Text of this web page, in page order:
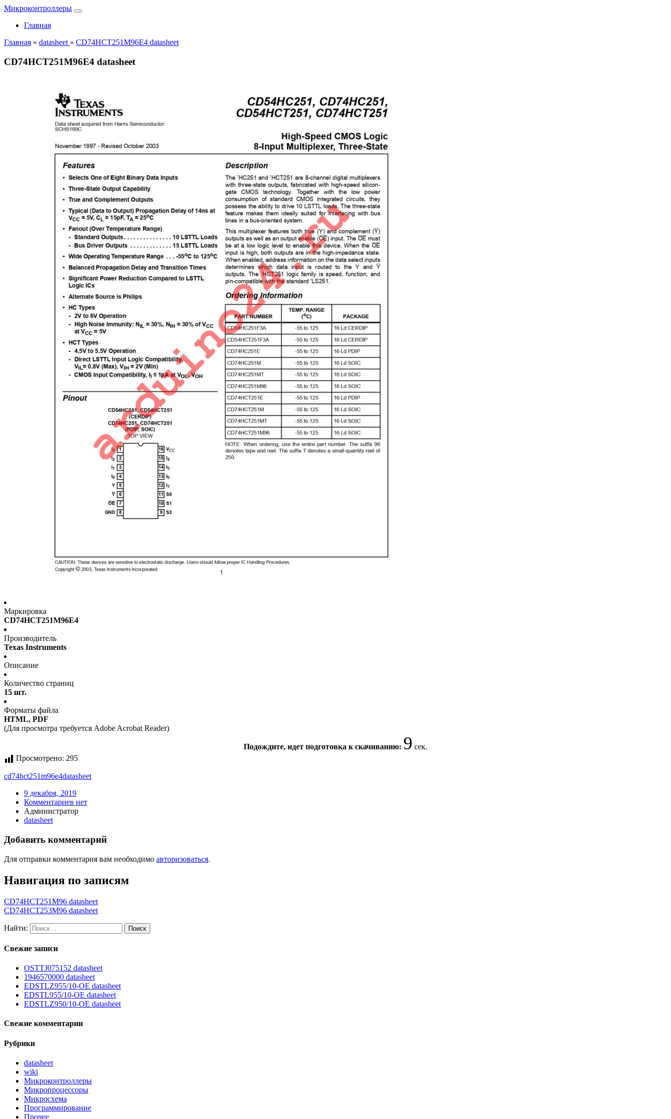
Микроконтроллеры
Главная
Главная » datasheet » CD74HCT251M96E4 datasheet
CD74HCT251M96E4 datasheet
Маркировка
CD74HCT251M96E4
Производитель
Texas Instruments
Описание
Количество страниц
15 шт.
Форматы файла
HTML, PDF
(Для просмотра требуется Adobe Acrobat Reader)
Подождите, идет подготовка к скачиванию: 8 сек.
Просмотрено: 295
cd74hct251m96e4datasheet
9 декабря, 2019
Комментариев нет
Администратор
datasheet
Добавить комментарий
Для отправки комментария вам необходимо авторизоваться.
Навигация по записям
CD74HCT251M96 datasheet
CD74HCT253M96 datasheet
Найти:
Свежие записи
OSTTJ075152 datasheet
1946570000 datasheet
EDSTLZ955/10-OE datasheet
EDSTL955/10-OE datasheet
EDSTLZ950/10-OE datasheet
Свежие комментарии
Рубрики
datasheet
wiki
Микроконтроллеры
Микропроцессоры
Микросхема
Программирование
Прочее